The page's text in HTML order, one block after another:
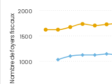
Nombre de foyers fiscaux 1000
1500
2000